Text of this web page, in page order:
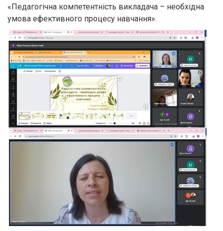
«Педагогічна компетентність викладача – необхідна
умова ефективного процесу навчання».